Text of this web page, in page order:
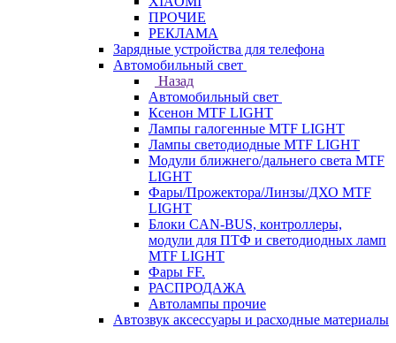
ПРОЧИЕ
РЕКЛАМА
Зарядные устройства для телефона
Автомобильный свет
Назад
Автомобильный свет
Ксенон MTF LIGHT
Лампы галогенные MTF LIGHT
Лампы светодиодные MTF LIGHT
Модули ближнего/дальнего света MTF
LIGHT
Фары/Прожектора/Линзы/ДХО MTF
LIGHT
Блоки CAN-BUS, контроллеры,
модули для ПТФ и светодиодных ламп
MTF LIGHT
Фары FF.
РАСПРОДАЖА
Автолампы прочие
Автозвук аксессуары и расходные материалы